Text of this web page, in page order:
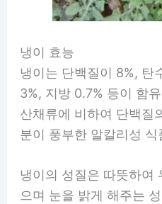
냉이 효능
냉이는 단백질이 8%, 탄
3%, 지방 0.7% 등이 함
산채류에 비하여 단백질
분이 풍부한 알칼리성
냉이의 성질은 따뜻하여
으며 눈을 밝게 해주는